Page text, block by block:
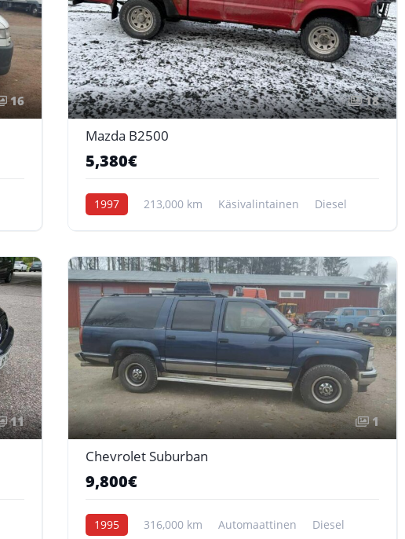
16 18
Mazda B2500
5,380€
1997 213,000 km Käsivalintainen Diesel
11 1
Chevrolet Suburban
9,800€
1995 316,000 km Automaattinen Diesel